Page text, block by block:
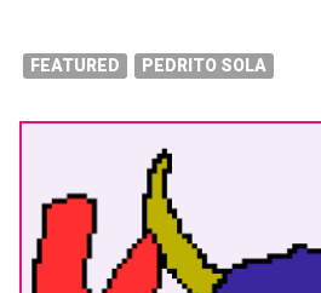
FEATURED PEDRITO SOLA